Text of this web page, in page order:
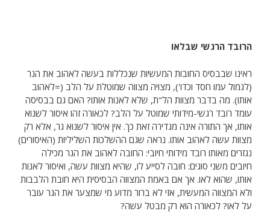
הרובד הרגשי שבלאו
ראינו שבבסיס החובות המעשיות שנכללות בעשה לאהוב את הגר
(לגמול עמו חסד וכדו'), מצויה מצווה שמוטלת על הלב (=לאהוב
אותו). מה בדבר מצוות הל"ת, שלא לאנות אותו? האם גם בבסיסה
עומד רובד רגשי-מידותי שמוטל על הלב? לכאורה זהו איסור לשנוא
אותו, אך התורה אינה מגדירה זאת כך. אין איסור לשנוא גר, אלא רק
מצוות עשה לאהוב אותו. נראה שגם ההשלכות השליליות (האיסורים)
נגזרים מאותו רובד מידותי חיובי: החובה לאהוב את הגר מכילה
חיובים משני סוגים: חובה לסייע לו, שהיא מצוות עשה, ואיסור לאנות
אותו, שהוא לאו. אך אם באמת המצווה הבסיסית היא חובת הלבבות
ולא המצווה המעשית, אזי לא ברור מדוע מי שמצער את הגר עובר
על לאו? לכאורה הוא רק מבטל עשה?